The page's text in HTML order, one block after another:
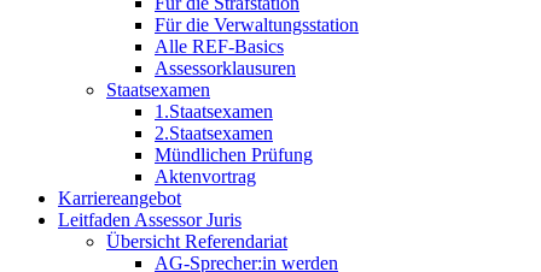
Für die Verwaltungsstation
Alle REF-Basics
Assessorklausuren
Staatsexamen
1.Staatsexamen
2.Staatsexamen
Mündlichen Prüfung
Aktenvortrag
Karriereangebot
Leitfaden Assessor Juris
Übersicht Referendariat
AG-Sprecher:in werden